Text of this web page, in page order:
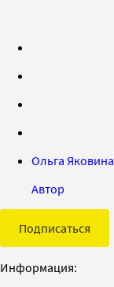
Ольга Яковина
Автор
Подписаться
Информация: